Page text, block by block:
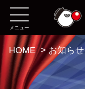
メニュー
HOME >お知らせ